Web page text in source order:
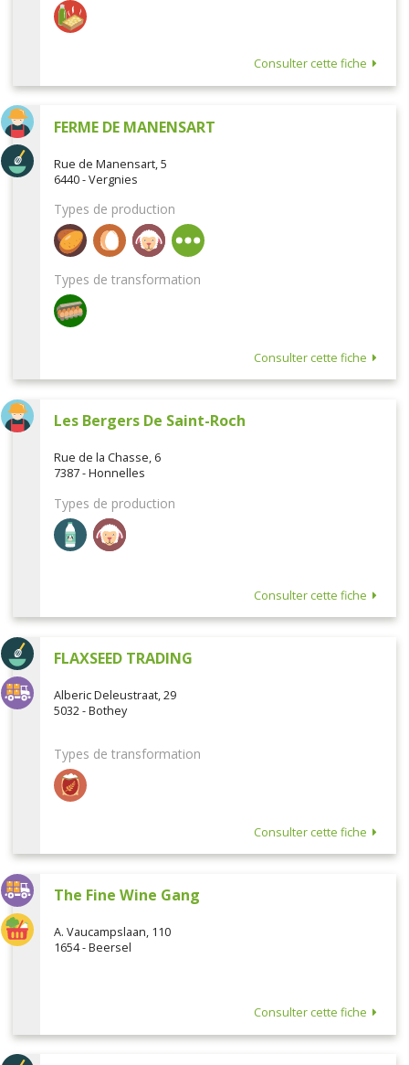
Consulter cette fiche
FERME DE MANENSART
Rue de Manensart, 5
6440 - Vergnies
Types de production
Types de transformation
Consulter cette fiche
Les Bergers De Saint-Roch
Rue de la Chasse, 6
7387 - Honnelles
Types de production
Consulter cette fiche
FLAXSEED TRADING
Alberic Deleustraat, 29
5032 - Bothey
Types de transformation
Consulter cette fiche
The Fine Wine Gang
A. Vaucampslaan, 110
1654 - Beersel
Consulter cette fiche